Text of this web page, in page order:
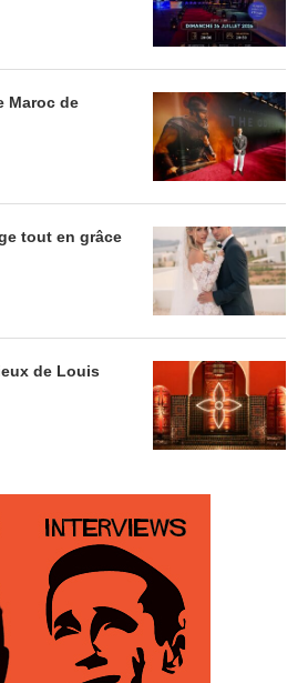
Maroc de
tout en grâce
de Louis